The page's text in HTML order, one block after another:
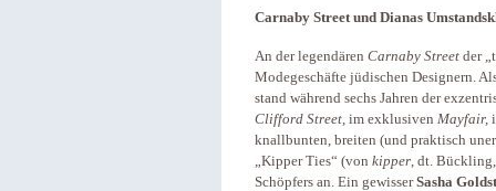
Carnaby Street und Dianas
An der legendären Carnaby Street der
Modegeschäfte jüdischen Designern.
stand während sechs Jahren der
Clifford Street, im exklusiven Mayfair,
knallbunten, breiten (und praktisch
„Kipper Ties“ (von kipper, dt. Bückling,
Schöpfers an. Ein gewisserSasha